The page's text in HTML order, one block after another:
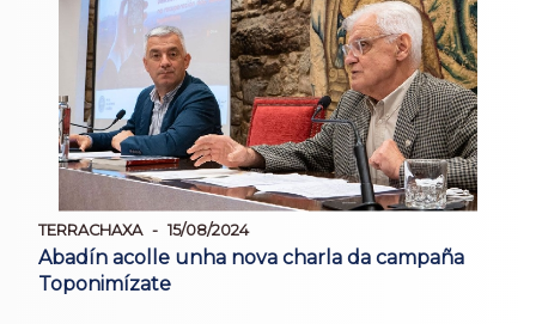
TERRACHAXA 15/08/2024
Abadín acolle unha nova charla da campaña
Toponimízate